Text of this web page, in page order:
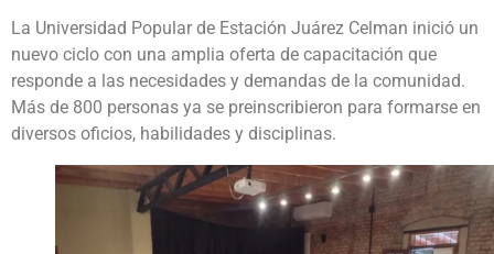
La Universidad Popular de Estación Juárez Celman inició un
nuevo ciclo con una amplia oferta de capacitación que
responde a las necesidades y demandas de la comunidad.
Más de 800 personas ya se preinscribieron para formarse en
diversos oficios, habilidades y disciplinas.